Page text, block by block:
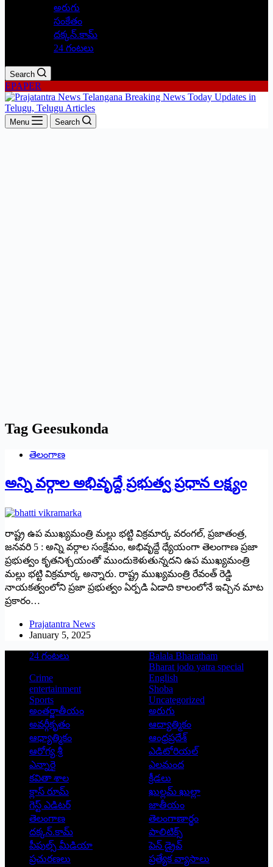
అరుగు
సంకేతం
దక్కన్.కామ్
24 గంటలు
Search
EPAPER
Menu Search
Tag Geesukonda
తెలంగాణ
అన్ని వర్గాల అభివృద్దే ప్రభుత్వ ప్రధాన లక్ష్యం
రాష్ట్ర ఉప ముఖ్యమంత్రి మల్లు భట్టి విక్రమార్క వరంగల్, ప్ర‌జాతంత్ర‌,
జనవరి 5 : అన్ని వర్గాల సంక్షేమం, అభివృద్దే ధ్యేయంగా తెలంగాణ ప్రజా
ప్రభుత్వం కృతనిశ్చయంతో ముందుకెళుతున్నదని ఉప ముఖ్యమంత్రి
మల్లు భట్టి విక్రమార్క అన్నారు. రాష్ట్ర ముఖ్యమంత్రి రేవంత్ రెడ్డి
నాయకత్వంలోని ప్రజా ప్రభుత్వం ఏర్పడి ఏడాది కాలంలోనే ఇచ్చిన మాట
ప్రకారం…
Prajatantra News
January 5, 2025
24 గంటలు
Balala Bharatham
Bharat jodo yatra special
Crime
English
entertainment
Shoba
Sports
Uncategorized
అంతర్జాతీయం
అరుగు
అవర్గీకృతం
ఆద్యాత్మికం
ఆధ్యాత్మికం
ఆంధ్రప్రదేశ్
ఆరోగ్య శ్రీ
ఎడిటోరియల్
ఎన్నారై
ఎలమంద
కవితా శాల
క్రీడలు
క్లాస్ రూమ్
ఖుల్లమ్ ఖుల్లా
గెస్ట్ ఎడిటర్
జాతీయం
తెలంగాణ
తెలంగాణార్థం
దక్కన్.కామ్
పాలిటిక్స్
పీపుల్స్ ‌మీడియా
పెన్ డ్రైవ్
ప్రచురణలు
ప్రత్యేక వ్యాసాలు